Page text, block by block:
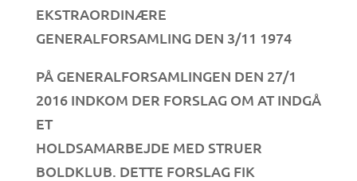
EKSTRAORDINÆRE
GENERALFORSAMLING DEN 3/11 1974
PÅ GENERALFORSAMLINGEN DEN 27/1
2016 INDKOM DER FORSLAG OM AT INDGÅ
ET
HOLDSAMARBEJDE MED STRUER
BOLDKLUB. DETTE FORSLAG FIK